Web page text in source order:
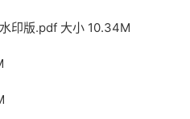
印版.pdf 大小 10.34M